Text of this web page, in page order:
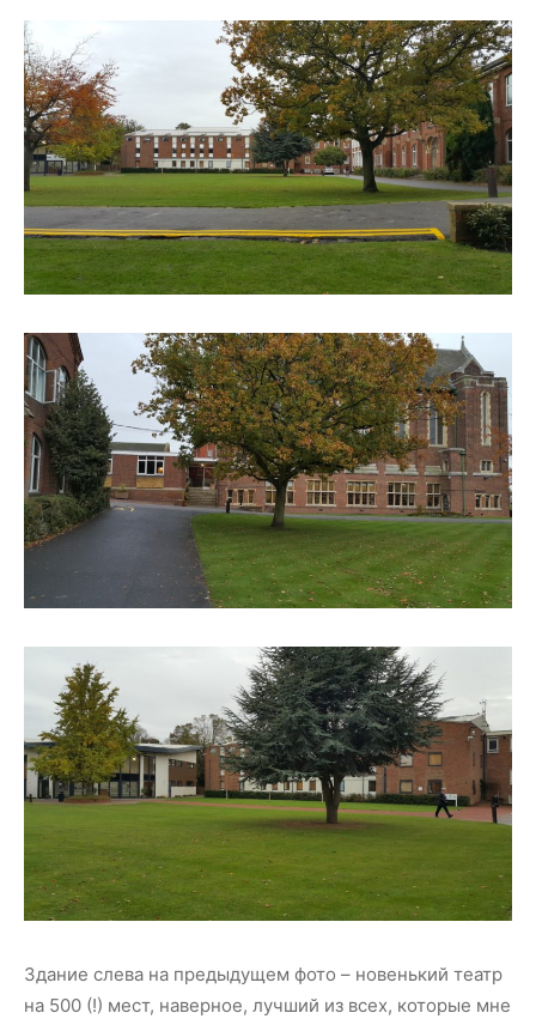
Здание слева на предыдущем фото – новенький театр
на 500 (!) мест, наверное, лучший из всех, которые мне